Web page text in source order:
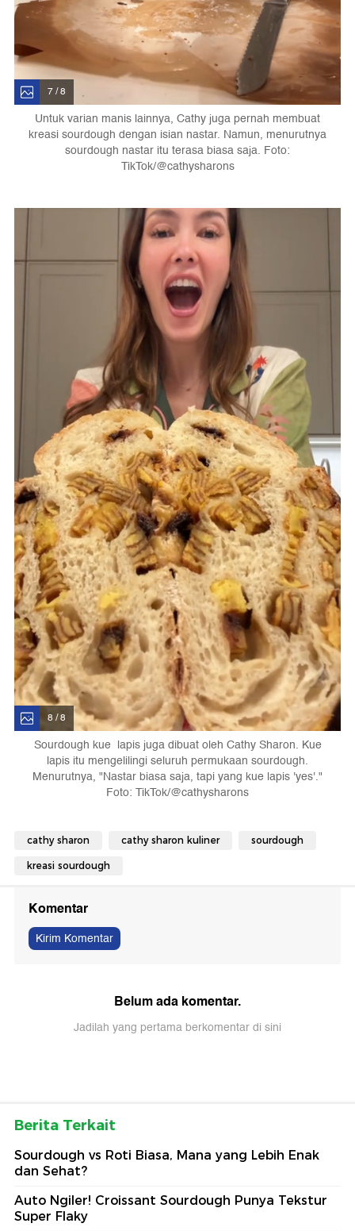
7 / 8
Untuk varian manis lainnya, Cathy juga pernah membuat
kreasi sourdough dengan isian nastar. Namun, menurutnya
sourdough nastar itu terasa biasa saja. Foto:
TikTok/@cathysharons
8 / 8
Sourdough kue lapis juga dibuat oleh Cathy Sharon. Kue
lapis itu mengelilingi seluruh permukaan sourdough.
Menurutnya, "Nastar biasa saja, tapi yang kue lapis 'yes'."
Foto: TikTok/@cathysharons
cathy sharon cathy sharon kuliner sourdough
kreasi sourdough
Komentar
Kirim Komentar
Belum ada komentar.
Jadilah yang pertama berkomentar di sini
Berita Terkait
Sourdough vs Roti Biasa, Mana yang Lebih Enak
dan Sehat?
Auto Ngiler! Croissant Sourdough Punya Tekstur
Super Flaky